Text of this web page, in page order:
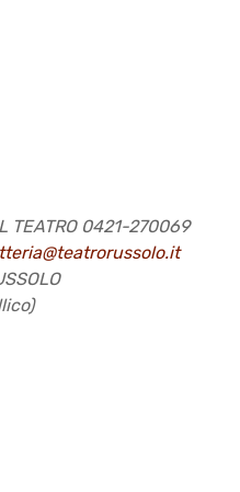
TEATRO 0421-270069